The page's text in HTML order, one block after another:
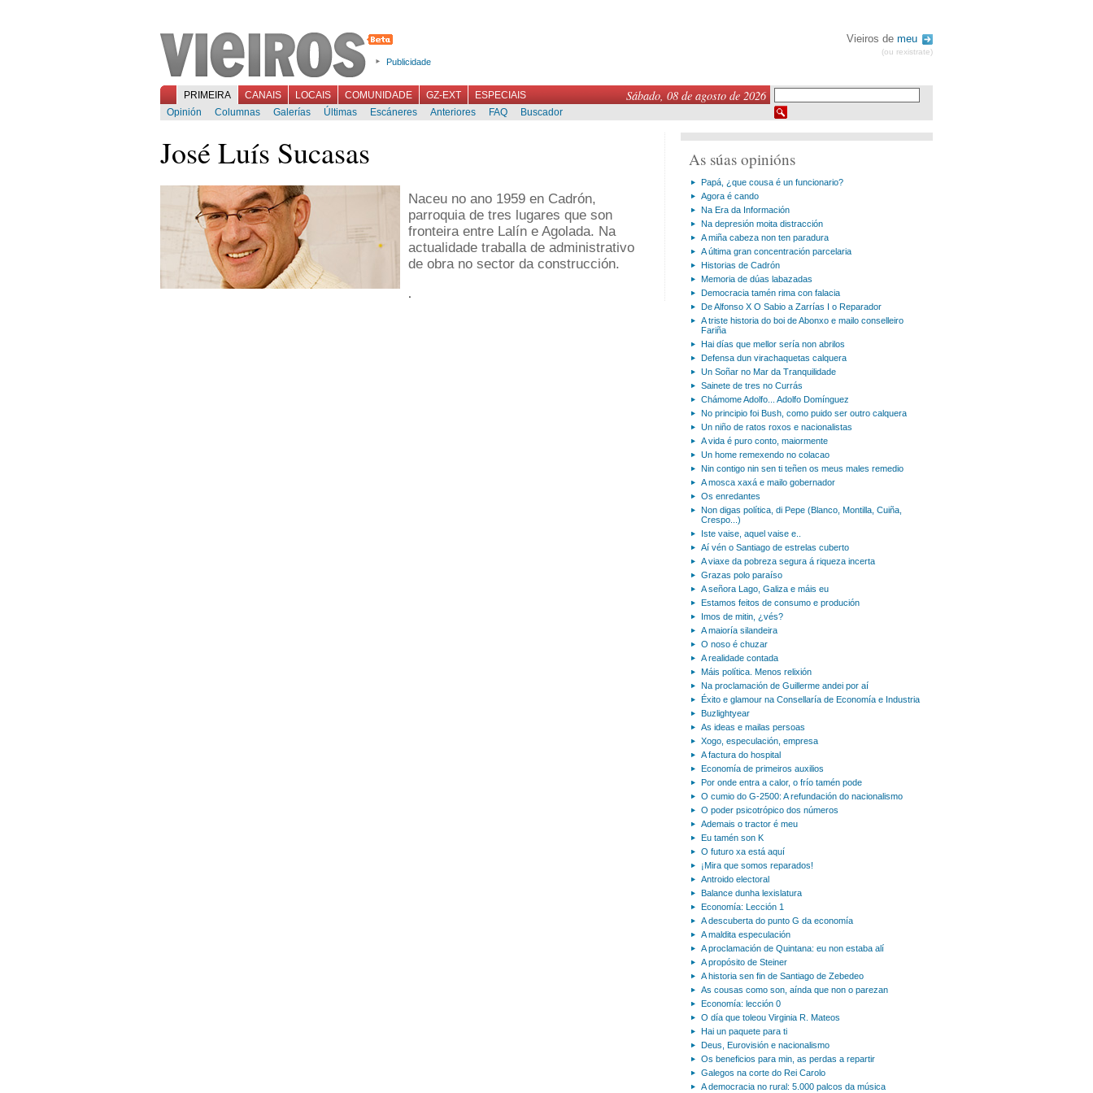
Publicidade
Vieiros de meu
(ou rexistrate)
Sábado, 08 de agosto de 2026
PRIMEIRA CANAIS LOCAIS COMUNIDADE GZ-EXT
ESPECIAIS
Opinión
Columnas Galerías Últimas Escáneres Anteriores FAQ Buscador
José Luís Sucasas
Naceu no ano 1959 en Cadrón,
parroquia de tres lugares que son
fronteira entre Lalín e Agolada. Na
actualidade traballa de administrativo
de obra no sector da construcción.
.
As súas opinións
Papá, ¿que cousa é un funcionario?
Agora é cando
Na Era da Información
Na depresión moita distracción
A miña cabeza non ten paradura
A última gran concentración parcelaria
Historias de Cadrón
Memoria de dúas labazadas
Democracia tamén rima con falacia
De Alfonso X O Sabio a Zarrías I o Reparador
A triste historia do boi de Abonxo e mailo conselleiro
Fariña
Hai días que mellor sería non abrilos
Defensa dun virachaquetas calquera
Un Soñar no Mar da Tranquilidade
Sainete de tres no Currás
Chámome Adolfo... Adolfo Domínguez
No principio foi Bush, como puido ser outro calquera
Un niño de ratos roxos e nacionalistas
A vida é puro conto, maiormente
Un home remexendo no colacao
Nin contigo nin sen ti teñen os meus males remedio
A mosca xaxá e mailo gobernador
Os enredantes
Non digas política, di Pepe (Blanco, Montilla, Cuiña,
Crespo...)
Iste vaise, aquel vaise e..
Aí vén o Santiago de estrelas cuberto
A viaxe da pobreza segura á riqueza incerta
Grazas polo paraíso
A señora Lago, Galiza e máis eu
Estamos feitos de consumo e produción
Imos de mitin, ¿vés?
A maioría silandeira
O noso é chuzar
A realidade contada
Máis política. Menos relixión
Na proclamación de Guillerme andei por aí
Éxito e glamour na Consellaría de Economía e Industria
Buzlightyear
As ideas e mailas persoas
Xogo, especulación, empresa
A factura do hospital
Economía de primeiros auxilios
Por onde entra a calor, o frío tamén pode
O cumio do G-2500: A refundación do nacionalismo
O poder psicotrópico dos números
Ademais o tractor é meu
Eu tamén son K
O futuro xa está aquí
¡Mira que somos reparados!
Antroido electoral
Balance dunha lexislatura
Economía: Lección 1
A descuberta do punto G da economía
A maldita especulación
A proclamación de Quintana: eu non estaba alí
A propósito de Steiner
A historia sen fin de Santiago de Zebedeo
As cousas como son, aínda que non o parezan
Economía: lección 0
O día que toleou Virginia R. Mateos
Hai un paquete para ti
Deus, Eurovisión e nacionalismo
Os beneficios para min, as perdas a repartir
Galegos na corte do Rei Carolo
A democracia no rural: 5.000 palcos da música